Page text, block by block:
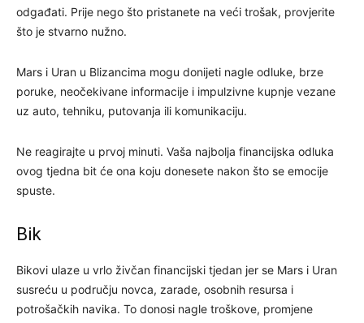
odgađati. Prije nego što pristanete na veći trošak, provjerite
što je stvarno nužno.
Mars i Uran u Blizancima mogu donijeti nagle odluke, brze
poruke, neočekivane informacije i impulzivne kupnje vezane
uz auto, tehniku, putovanja ili komunikaciju.
Ne reagirajte u prvoj minuti. Vaša najbolja financijska odluka
ovog tjedna bit će ona koju donesete nakon što se emocije
spuste.
Bik
Bikovi ulaze u vrlo živčan financijski tjedan jer se Mars i Uran
susreću u području novca, zarade, osobnih resursa i
potrošačkih navika. To donosi nagle troškove, promjene